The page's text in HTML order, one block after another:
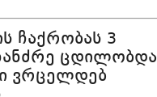
ჩაქრობას 3
ვრცელდებ